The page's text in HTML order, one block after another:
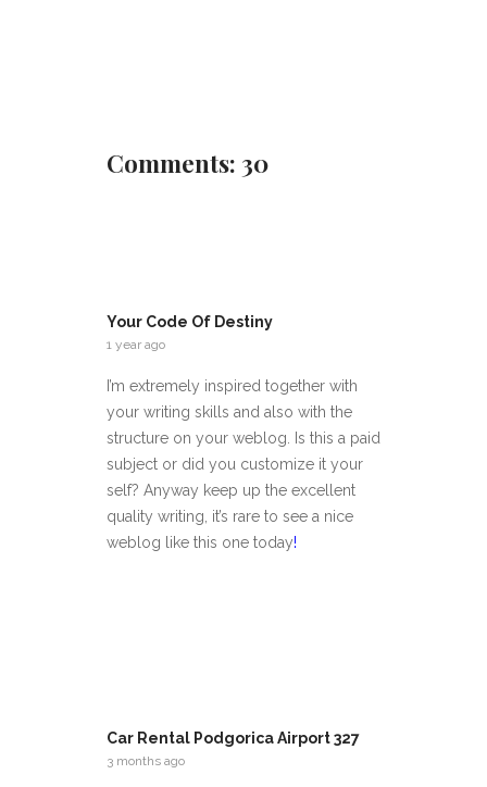
Comments: 30
Your Code Of Destiny
1 year ago
I’m extremely inspired together with
your writing skills and also with the
structure on your weblog. Is this a paid
subject or did you customize it your
self? Anyway keep up the excellent
quality writing, it’s rare to see a nice
weblog like this one today!
Car Rental Podgorica Airport 327
3 months ago